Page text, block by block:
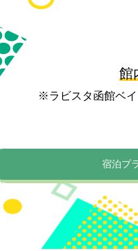
館
※ラビスタ函館ベイ
宿泊プ